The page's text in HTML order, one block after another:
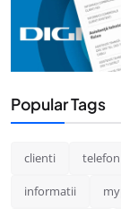
Popular Tags
clienti telefon
informatii